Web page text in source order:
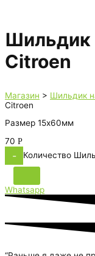
Шильдик
Citroen
Магазин > Шильдик
Citroen
Размер 15х60мм
70 Р
- Количество
Whatsapp